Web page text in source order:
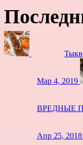
Мар 4, 2019
ВРЕДНЫЕ
Апр 25, 2018